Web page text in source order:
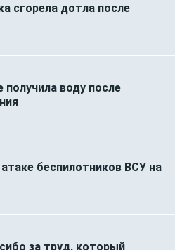
сгорела дотла после
воду после
беспилотников ВСУ на
за труд, который